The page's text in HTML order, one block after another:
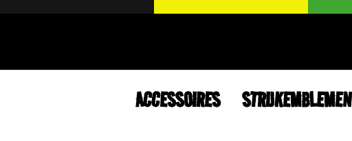
ACCESSOIRES STRIJKEMBLEMEN